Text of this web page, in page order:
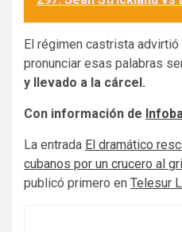
El régimen castrista
pronunciar esas palabras
y llevado a la cárcel.
Con información de
La entrada El dramático
cubanos por un crucero al
publicó primero en Telesur